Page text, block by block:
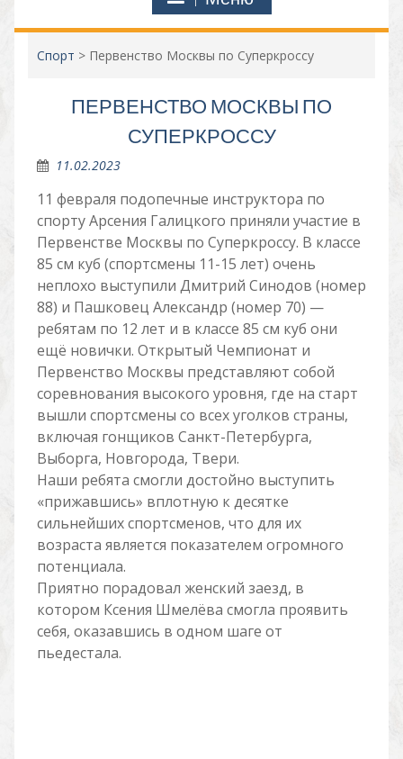
Спорт > Первенство Москвы по Суперкроссу
ПЕРВЕНСТВО МОСКВЫ ПО
СУПЕРКРОССУ
11.02.2023
11 февраля подопечные инструктора по
спорту Арсения Галицкого приняли участие в
Первенстве Москвы по Суперкроссу. В классе
85 см куб (спортсмены 11-15 лет) очень
неплохо выступили Дмитрий Синодов (номер
88) и Пашковец Александр (номер 70) —
ребятам по 12 лет и в классе 85 см куб они
ещё новички. Открытый Чемпионат и
Первенство Москвы представляют собой
соревнования высокого уровня, где на старт
вышли спортсмены со всех уголков страны,
включая гонщиков Санкт-Петербурга,
Выборга, Новгорода, Твери.
Наши ребята смогли достойно выступить
«прижавшись» вплотную к десятке
сильнейших спортсменов, что для их
возраста является показателем огромного
потенциала.
Приятно порадовал женский заезд, в
котором Ксения Шмелёва смогла проявить
себя, оказавшись в одном шаге от
пьедестала.